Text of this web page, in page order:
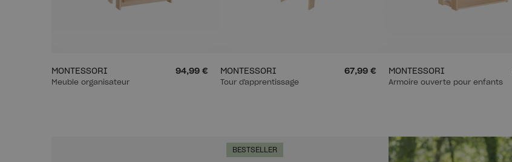
MONTESSORI
Meuble organisateur
94,99 € MONTESSORI
Tour d'apprentissage
67,99 € MONTESSORI
Armoire ouverte pour enfants
BESTSELLER